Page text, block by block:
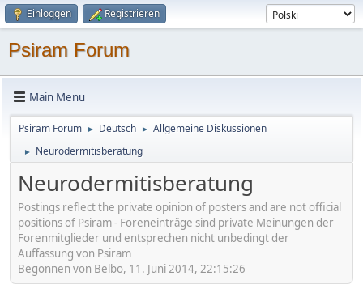
Einloggen Registrieren
Psiram Forum
Main Menu
Psiram Forum ► Deutsch ► Allgemeine Diskussionen
► Neurodermitisberatung
Neurodermitisberatung
Postings reflect the private opinion of posters and are not official
positions of Psiram - Foreneinträge sind private Meinungen der
Forenmitglieder und entsprechen nicht unbedingt der
Auffassung von Psiram
Begonnen von Belbo, 11. Juni 2014, 22:15:26